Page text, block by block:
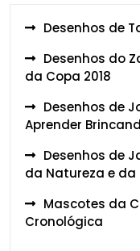
Desenhos de
Desenhos do
da Copa 2018
Desenhos de
Aprender
Desenhos de
da Natureza e
Mascotes da
Cronológica